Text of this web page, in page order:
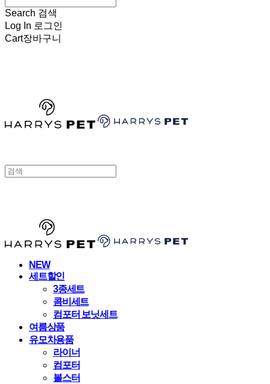
Search 검색
Log In 로그인
Cart장바구니
NEW
세트할인
3종세트
콤비세트
컴포터 보닛세트
여름상품
유모차용품
라이너
컴포터
볼스터